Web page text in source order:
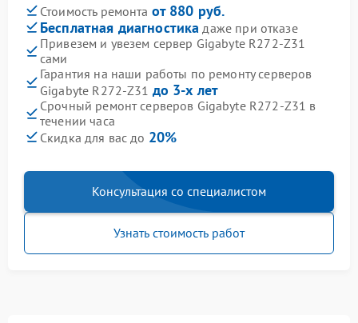
Стоимость ремонта от 880 руб.
Бесплатная диагностика даже при отказе
Привезем и увезем сервер Gigabyte R272-Z31
сами
Гарантия на наши работы по ремонту серверов
Gigabyte R272-Z31 до 3-х лет
Срочный ремонт серверов Gigabyte R272-Z31 в
течении часа
Скидка для вас до 20%
Консультация со специалистом
Узнать стоимость работ